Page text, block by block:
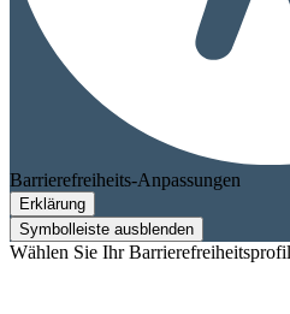
Barrierefreiheits-Anpassungen
Erklärung
Symbolleiste ausblenden
Wählen Sie Ihr Barrierefreiheitsprofil